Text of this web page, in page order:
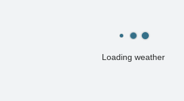
Loading weather